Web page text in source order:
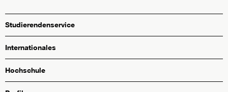
Studierendenservice
Internationales
Hochschule